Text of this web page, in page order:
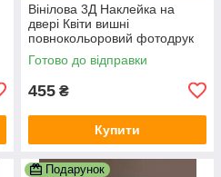
Вінілова 3Д Наклейка на
двері Квіти вишні
повнокольоровий фотодрук
плівка для дверей декор
600х1800 мм
Готово до відправки
455 ₴
Купити
Подарунок